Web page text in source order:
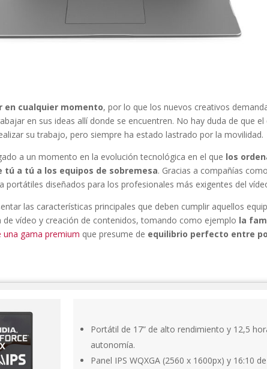
en cualquier momento, por lo que los nuevos creativos
en sus ideas allí donde se encuentren. No hay duda de que
su trabajo, pero siempre ha estado lastrado por la movilidad.
a un momento en la evolución tecnológica en el que los
a tú a los equipos de sobremesa. Gracias a compañías
portátiles diseñados para los profesionales más exigentes del
las características principales que deben cumplir aquellos
vídeo y creación de contenidos, tomando como ejemplo la
una gama premium que presume de equilibrio perfecto entre
Portátil de 17” de alto rendimiento y 12,5
autonomía.
Panel IPS WQXGA (2560 x 1600px) y 16:10